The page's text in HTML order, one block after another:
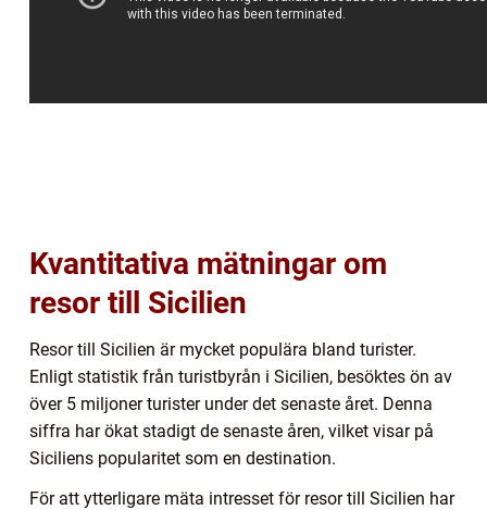
Kvantitativa mätningar om
resor till Sicilien
Resor till Sicilien är mycket populära bland turister.
Enligt statistik från turistbyrån i Sicilien, besöktes ön av
över 5 miljoner turister under det senaste året. Denna
siffra har ökat stadigt de senaste åren, vilket visar på
Siciliens popularitet som en destination.
För att ytterligare mäta intresset för resor till Sicilien har